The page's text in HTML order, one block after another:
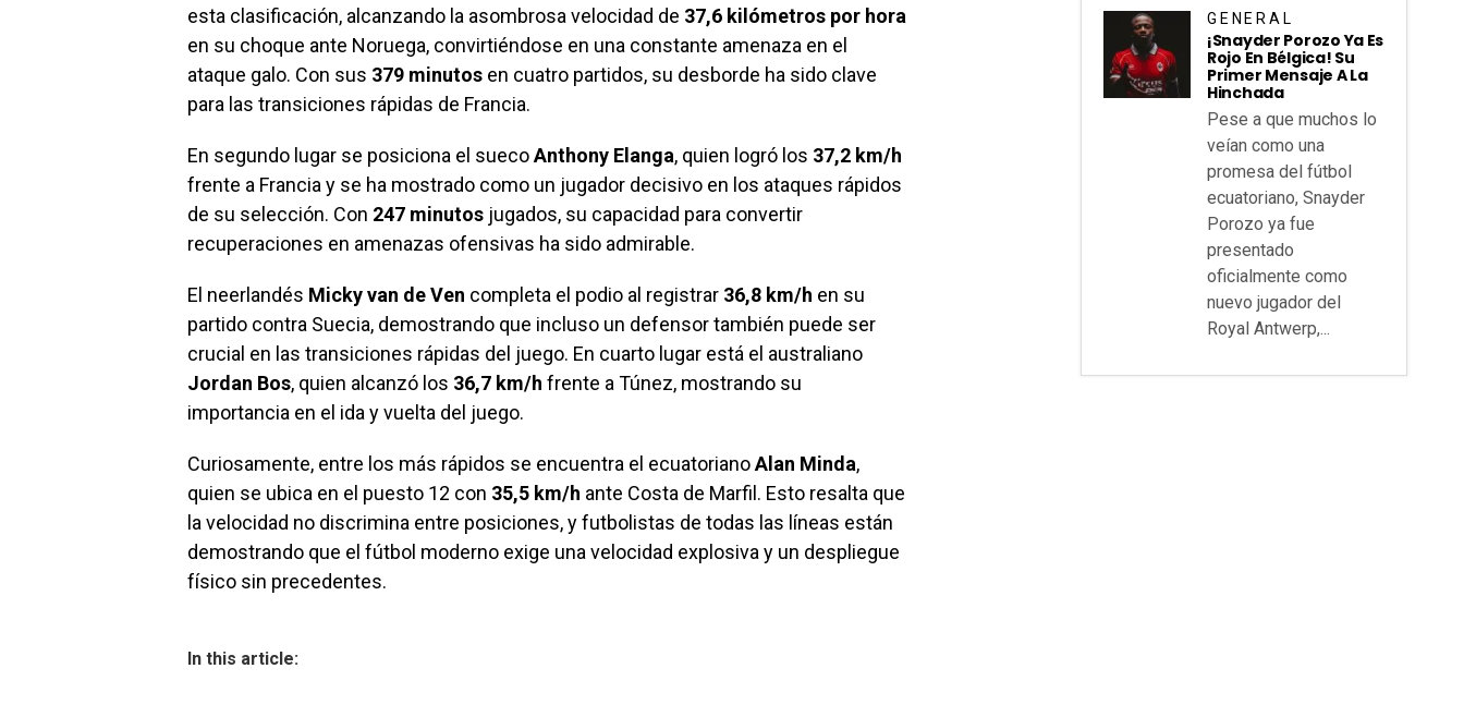
esta clasificación, alcanzando la asombrosa velocidad de 37,6 kilómetros por hora
en su choque ante Noruega, convirtiéndose en una constante amenaza en el
ataque galo. Con sus 379 minutos en cuatro partidos, su desborde ha sido clave
para las transiciones rápidas de Francia.
En segundo lugar se posiciona el suecoAnthony Elanga, quien logró los 37,2 km/h
frente a Francia y se ha mostrado como un jugador decisivo en los ataques rápidos
de su selección. Con 247 minutos jugados, su capacidad para convertir
recuperaciones en amenazas ofensivas ha sido admirable.
El neerlandés Micky van de Ven completa el podio al registrar 36,8 km/h en su
partido contra Suecia, demostrando que incluso un defensor también puede ser
crucial en las transiciones rápidas del juego. En cuarto lugar está el australiano
Jordan Bos, quien alcanzó los 36,7 km/h frente a Túnez, mostrando su
importancia en el ida y vuelta del juego.
Curiosamente, entre los más rápidos se encuentra el ecuatorianoAlan Minda,
quien se ubica en el puesto 12 con 35,5 km/h ante Costa de Marfil. Esto resalta que
la velocidad no discrimina entre posiciones, y futbolistas de todas las líneas están
demostrando que el fútbol moderno exige una velocidad explosiva y un despliegue
físico sin precedentes.
In this article:
GENERAL
¡Snayder Porozo Ya Es
Rojo En Bélgica! Su
Primer Mensaje A La
Hinchada
Pese a que muchos lo
veían como una
promesa del fútbol
ecuatoriano, Snayder
Porozo ya fue
presentado
oficialmente como
nuevo jugador del
Royal Antwerp,...